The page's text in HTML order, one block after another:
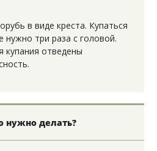
в виде креста. Купаться
три раза с головой.
купания отведены
нужно делать?